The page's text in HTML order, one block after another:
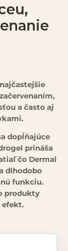
a často aj
dopĺňajúce
prináša
čo Dermal
dlhodobo
funkciu.
produkty
efekt.